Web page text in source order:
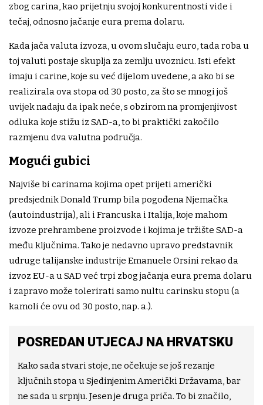
zbog carina, kao prijetnju svojoj konkurentnosti vide i
tečaj, odnosno jačanje eura prema dolaru.
Kada jača valuta izvoza, u ovom slučaju euro, tada roba u
toj valuti postaje skuplja za zemlju uvoznicu. Isti efekt
imaju i carine, koje su već dijelom uvedene, a ako bi se
realizirala ova stopa od 30 posto, za što se mnogi još
uvijek nadaju da ipak neće, s obzirom na promjenjivost
odluka koje stižu iz SAD-a, to bi praktički zakočilo
razmjenu dva valutna područja.
Mogući gubici
Najviše bi carinama kojima opet prijeti američki
predsjednik Donald Trump bila pogođena Njemačka
(autoindustrija), ali i Francuska i Italija, koje mahom
izvoze prehrambene proizvode i kojima je tržište SAD-a
među ključnima. Tako je nedavno upravo predstavnik
udruge talijanske industrije Emanuele Orsini rekao da
izvoz EU-a u SAD već trpi zbog jačanja eura prema dolaru
i zapravo može tolerirati samo nultu carinsku stopu (a
kamoli će ovu od 30 posto, nap. a.).
POSREDAN UTJECAJ NA HRVATSKU
Kako sada stvari stoje, ne očekuje se još rezanje
ključnih stopa u Sjedinjenim Američki Državama, bar
ne sada u srpnju. Jesen je druga priča. To bi značilo,